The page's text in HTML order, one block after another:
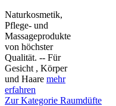
Naturkosmetik,
Pflege- und
Massageprodukte
von höchster
Qualität. -- Für
Gesicht , Körper
und Haare mehr
erfahren
Zur Kategorie Raumdüfte